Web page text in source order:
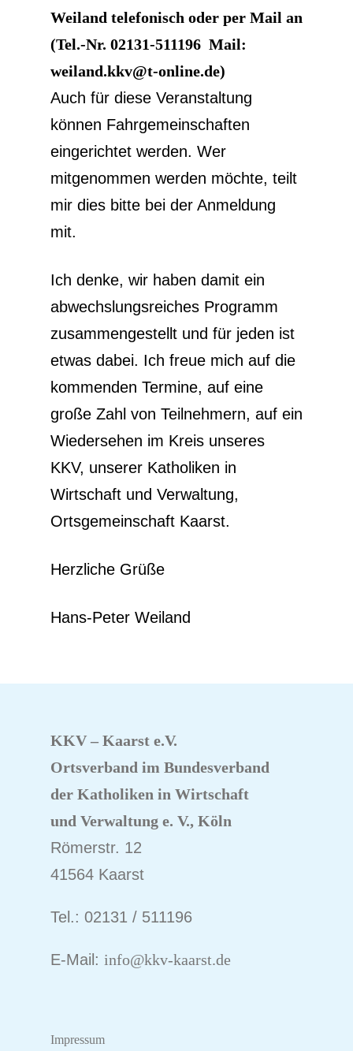
Weiland telefonisch oder per Mail an
(Tel.-Nr. 02131-511196 Mail:
weiland.kkv@t-online.de)
Auch für diese Veranstaltung
können Fahrgemeinschaften
eingerichtet werden. Wer
mitgenommen werden möchte, teilt
mir dies bitte bei der Anmeldung
mit.
Ich denke, wir haben damit ein
abwechslungsreiches Programm
zusammengestellt und für jeden ist
etwas dabei. Ich freue mich auf die
kommenden Termine, auf eine
große Zahl von Teilnehmern, auf ein
Wiedersehen im Kreis unseres
KKV, unserer Katholiken in
Wirtschaft und Verwaltung,
Ortsgemeinschaft Kaarst.
Herzliche Grüße
Hans-Peter Weiland
KKV – Kaarst e.V.
Ortsverband im Bundesverband
der Katholiken in Wirtschaft
und Verwaltung e. V., Köln
Römerstr. 12
41564 Kaarst
Tel.: 02131 / 511196
E-Mail: info@kkv-kaarst.de
Impressum